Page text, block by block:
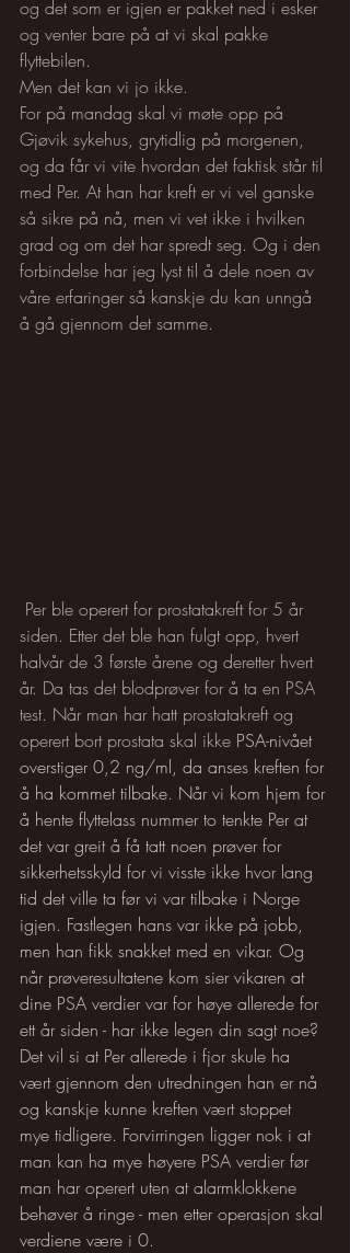
og det som er igjen er pakket ned i esker
og venter bare på at vi skal pakke
flyttebilen.
Men det kan vi jo ikke.
For på mandag skal vi møte opp på
Gjøvik sykehus, grytidlig på morgenen,
og da får vi vite hvordan det faktisk står til
med Per. At han har kreft er vi vel ganske
så sikre på nå, men vi vet ikke i hvilken
grad og om det har spredt seg. Og i den
forbindelse har jeg lyst til å dele noen av
våre erfaringer så kanskje du kan unngå
å gå gjennom det samme.
siden. Etter det ble han fulgt opp, hvert
halvår de 3 første årene og deretter hvert
år. Da tas det blodprøver for å ta en PSA
test. Når man har hatt prostatakreft og
operert bort prostata skal ikke PSA-nivået
overstiger 0,2 ng/ml, da anses kreften for
å ha kommet tilbake. Når vi kom hjem for
å hente flyttelass nummer to tenkte Per at
det var greit å få tatt noen prøver for
sikkerhetsskyld for vi visste ikke hvor lang
tid det ville ta før vi var tilbake i Norge
igjen. Fastlegen hans var ikke på jobb,
men han fikk snakket med en vikar. Og
når prøveresultatene kom sier vikaren at
dine PSA verdier var for høye allerede for
ett år siden - har ikke legen din sagt noe?
Det vil si at Per allerede i fjor skule ha
vært gjennom den utredningen han er nå
og kanskje kunne kreften vært stoppet
mye tidligere. Forvirringen ligger nok i at
man kan ha mye høyere PSA verdier før
man har operert uten at alarmklokkene
behøver å ringe - men etter operasjon skal
verdiene være i 0.